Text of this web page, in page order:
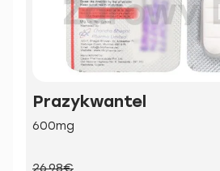
Prazykwantel
600mg
26.98€